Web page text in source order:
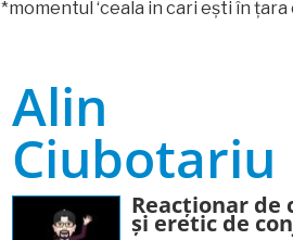
*momentul ‘ceala in cari ești în țara
Alin
Ciubotariu
Reacționar de
și eretic de